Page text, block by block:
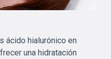
ácido hialurónico en
una hidratación